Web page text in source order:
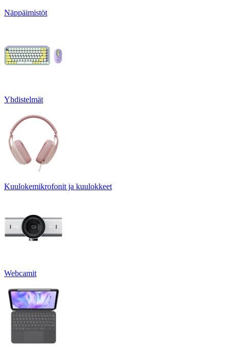
Näppäimistöt
Yhdistelmät
Kuulokemikrofonit ja kuulokkeet
Webcamit